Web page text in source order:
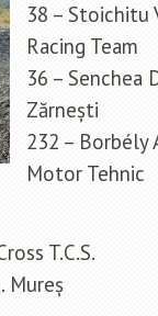
38 – Stoichitu
Racing Team
36 – Senchea
Zărnești
232 – Borbély
Motor Tehnic
T.C.S.
Mureș